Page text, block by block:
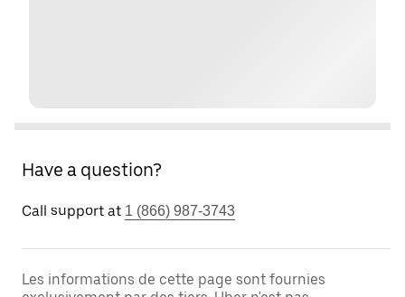
Have a question?
Call support at 1 (866) 987-3743
Les informations de cette page sont fournies